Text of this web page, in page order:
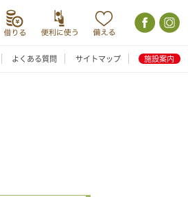
よくある質問 サイトマップ 施設案内